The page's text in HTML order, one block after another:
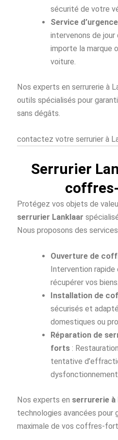
sécurité de votre
Service
intervenons de jour
importe la marque
voiture.
Nos experts en serrurerie à
outils spécialisés pour
sans dégâts.
contactez votre serrurier à
Serrurier
Protégez vos objets de
serrurier Lanklaar
Nous proposons des
Ouverture de
Intervention
récupérer vos biens.
Installation de
sécurisés et
domestiques ou
Réparation de
forts :
tentative
Nos experts en serrurerie à
technologies avancées pour
maximale de vos coffres-